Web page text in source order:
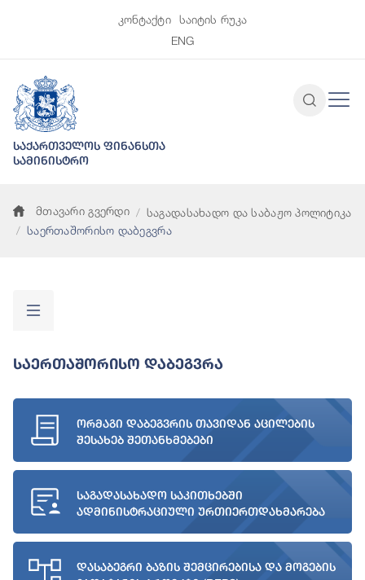
კონტაქტი
საიტის რუკა
ENG
საქართველოს ფინანსთა
სამინისტრო
მთავარი გვერდი
საგადასახადო და საბაჟო პოლიტიკა
საერთაშორისო დაბეგვრა
Საერთაშორისო Დაბეგვრა
ორმაგი დაბეგვრის თავიდან აცილების
შესახებ შეთანხმებები
საგადასახადო საკითხებში
ადმინისტრაციული ურთიერთდახმარება
დასაბეგრი ბაზის შემცირებისა და მოგების